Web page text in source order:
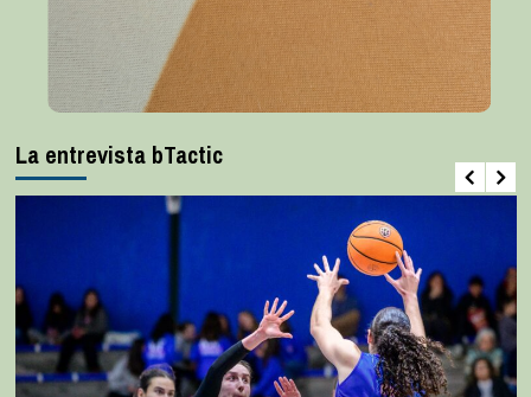
La entrevista bTactic